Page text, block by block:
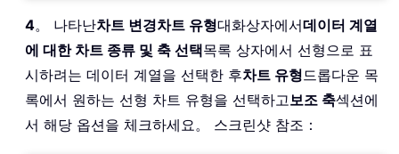
4。 나타난차트 변경차트 유형대화상자에서데이터 계열
에 대한 차트 종류 및 축 선택목록 상자에서 선형으로 표
시하려는 데이터 계열을 선택한 후차트 유형드롭다운 목
록에서 원하는 선형 차트 유형을 선택하고보조 축섹션에
서 해당 옵션을 체크하세요。 스크린샷 참조：